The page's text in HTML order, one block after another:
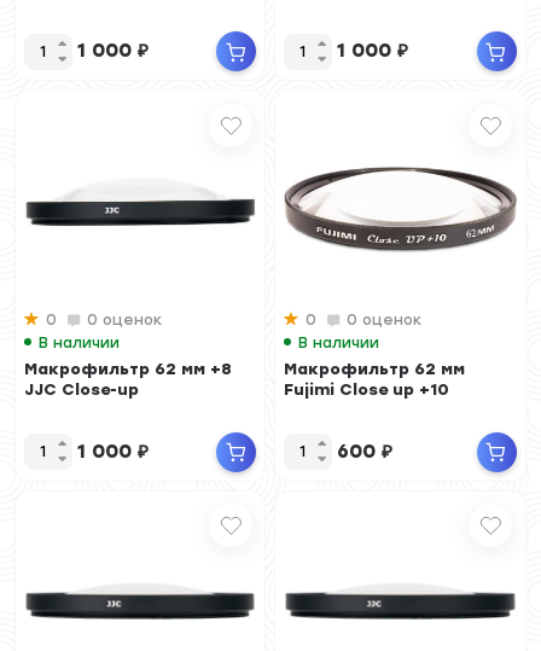
1 000 ₽ 1 000 ₽
0
0 оценок
В наличии
Макрофильтр 62 мм +8
JJC Close-up
1 000 ₽
0
0 оценок
В наличии
Макрофильтр 62 мм
Fujimi Close up +10
600 ₽